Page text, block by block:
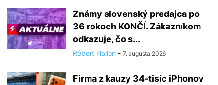
Známy slovenský predajca po
36 rokoch KONČÍ. Zákazníkom
odkazuje, čo s...
Róbert Hallon - 7. augusta 2026
Firma z kauzy 34-tisíc iPhonov